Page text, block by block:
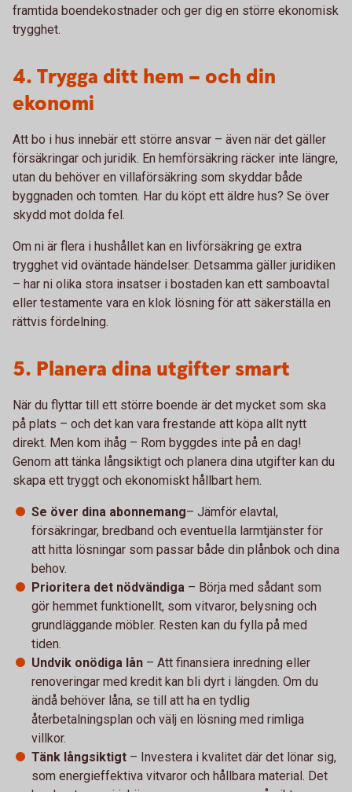
framtida boendekostnader och ger dig en större ekonomisk
trygghet.
4. Trygga ditt hem – och din
ekonomi
Att bo i hus innebär ett större ansvar – även när det gäller
försäkringar och juridik. En hemförsäkring räcker inte längre,
utan du behöver en villaförsäkring som skyddar både
byggnaden och tomten. Har du köpt ett äldre hus? Se över
skydd mot dolda fel.
Om ni är flera i hushållet kan en livförsäkring ge extra
trygghet vid oväntade händelser. Detsamma gäller juridiken
– har ni olika stora insatser i bostaden kan ett samboavtal
eller testamente vara en klok lösning för att säkerställa en
rättvis fördelning.
5. Planera dina utgifter smart
När du flyttar till ett större boende är det mycket som ska
på plats – och det kan vara frestande att köpa allt nytt
direkt. Men kom ihåg – Rom byggdes inte på en dag!
Genom att tänka långsiktigt och planera dina utgifter kan du
skapa ett tryggt och ekonomiskt hållbart hem.
Se över dina abonnemang– Jämför elavtal,
försäkringar, bredband och eventuella larmtjänster för
att hitta lösningar som passar både din plånbok och dina
behov.
Prioritera det nödvändiga – Börja med sådant som
gör hemmet funktionellt, som vitvaror, belysning och
grundläggande möbler. Resten kan du fylla på med
tiden.
Undvik onödiga lån – Att finansiera inredning eller
renoveringar med kredit kan bli dyrt i längden. Om du
ändå behöver låna, se till att ha en tydlig
återbetalningsplan och välj en lösning med rimliga
villkor.
Tänk långsiktigt – Investera i kvalitet där det lönar sig,
som energieffektiva vitvaror och hållbara material. Det